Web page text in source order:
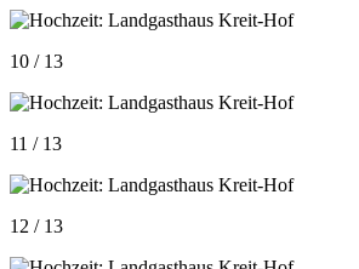
10 / 13
11 / 13
12 / 13